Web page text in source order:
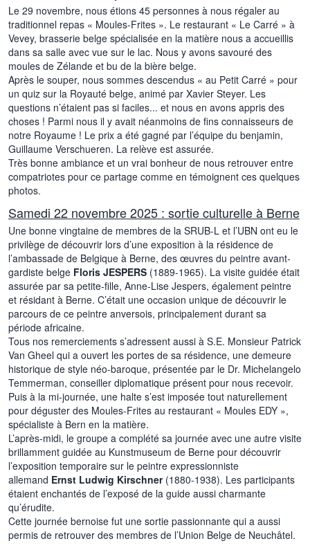
Le 29 novembre, nous étions 45 personnes à nous régaler au
traditionnel repas « Moules-Frites ». Le restaurant « Le Carré » à
Vevey, brasserie belge spécialisée en la matière nous a accueillis
dans sa salle avec vue sur le lac. Nous y avons savouré des
moules de Zélande et bu de la bière belge.
Après le souper, nous sommes descendus « au Petit Carré » pour
un quiz sur la Royauté belge, animé par Xavier Steyer. Les
questions n’étaient pas si faciles... et nous en avons appris des
choses ! Parmi nous il y avait néanmoins de fins connaisseurs de
notre Royaume ! Le prix a été gagné par l’équipe du benjamin,
Guillaume Verschueren. La relève est assurée.
Très bonne ambiance et un vrai bonheur de nous retrouver entre
compatriotes pour ce partage comme en témoignent ces quelques
photos.
Samedi 22 novembre 2025 : sortie culturelle à Berne
Une bonne vingtaine de membres de la SRUB-L et l’UBN ont eu le
privilège de découvrir lors d’une exposition à la résidence de
l’ambassade de Belgique à Berne, des œuvres du peintre avant-
gardiste belge Floris JESPERS (1889-1965). La visite guidée était
assurée par sa petite-fille, Anne-Lise Jespers, également peintre
et résidant à Berne. C’était une occasion unique de découvrir le
parcours de ce peintre anversois, principalement durant sa
période africaine.
Tous nos remerciements s’adressent aussi à S.E. Monsieur Patrick
Van Gheel qui a ouvert les portes de sa résidence, une demeure
historique de style néo-baroque, présentée par le Dr. Michelangelo
Temmerman, conseiller diplomatique présent pour nous recevoir.
Puis à la mi-journée, une halte s’est imposée tout naturellement
pour déguster des Moules-Frites au restaurant « Moules EDY »,
spécialiste à Bern en la matière.
L’après-midi, le groupe a complété sa journée avec une autre visite
brillamment guidée au Kunstmuseum de Berne pour découvrir
l’exposition temporaire sur le peintre expressionniste
allemand Ernst Ludwig Kirschner (1880-1938). Les participants
étaient enchantés de l’exposé de la guide aussi charmante
qu’érudite.
Cette journée bernoise fut une sortie passionnante qui a aussi
permis de retrouver des membres de l’Union Belge de Neuchâtel.